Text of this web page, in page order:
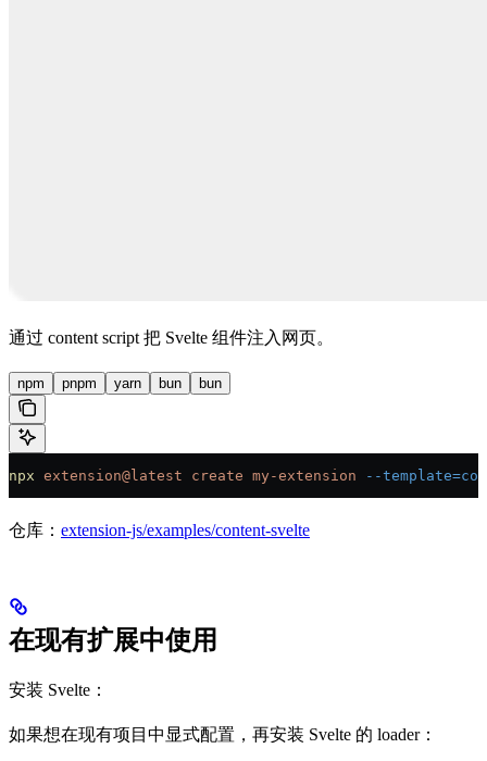
通过 content script 把 Svelte 组件注入网页。
npm pnpm yarn bun bun
npx extension@latest create my-extension --
仓库： extension-js/examples/content-svelte
在现有扩展中使用
安装 Svelte：
如果想在现有项目中显式配置，再安装 Svelte 的 loader：